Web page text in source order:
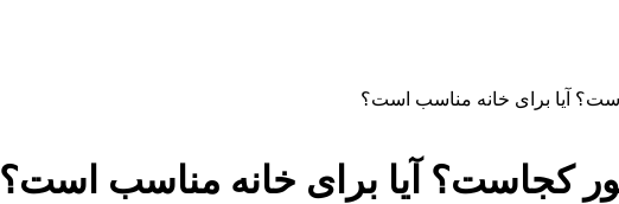
آیا برای خانه مناسب است؟
کجاست؟ آیا برای خانه مناسب است؟